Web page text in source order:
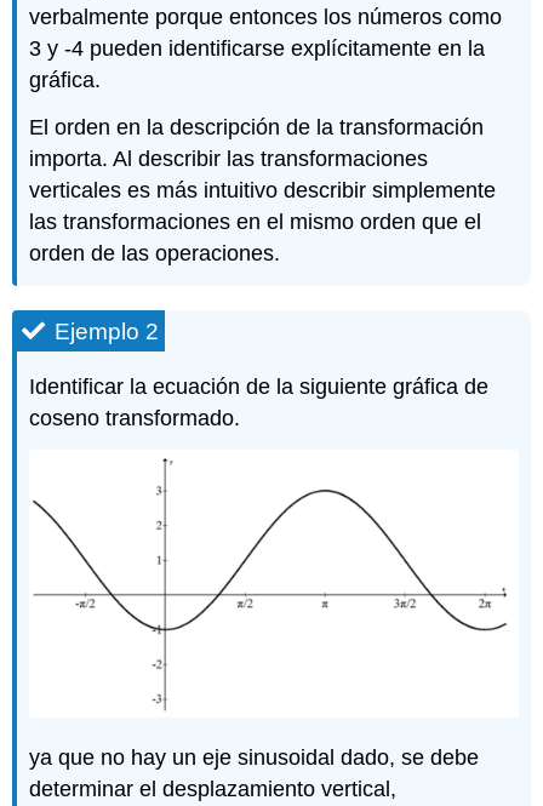
verbalmente porque entonces los números como
3 y -4 pueden identificarse explícitamente en la
gráfica.
El orden en la descripción de la transformación
importa. Al describir las transformaciones
verticales es más intuitivo describir simplemente
las transformaciones en el mismo orden que el
orden de las operaciones.
Ejemplo 2
Identificar la ecuación de la siguiente gráfica de
coseno transformado.
ya que no hay un eje sinusoidal dado, se debe
determinar el desplazamiento vertical,